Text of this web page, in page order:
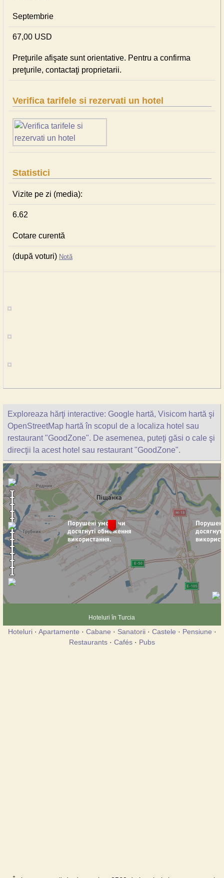
Septembrie
67,00 USD
Preţurile afişate sunt orientative. Pentru a confirma
preţurile, contactaţi proprietarii.
Verifica tarifele si rezervati un hotel
Statistici
Vizite pe zi (media):
6.62
Cotare curentă
(după voturi) Notă
Exploreaza hărţi interactive: Google hartă, Visicom hartă şi
OpenStreetMap hartă în scopul de a localiza hotel sau
restaurant "GoodZone". De asemenea, puteţi găsi o cale şi
direcţii la acest hotel sau restaurant "GoodZone".
Hoteluri în Turcia
Hoteluri· Apartamente · Cabane · Sanatorii· Castele · Pensiune ·
Restaurants · Cafés · Pubs